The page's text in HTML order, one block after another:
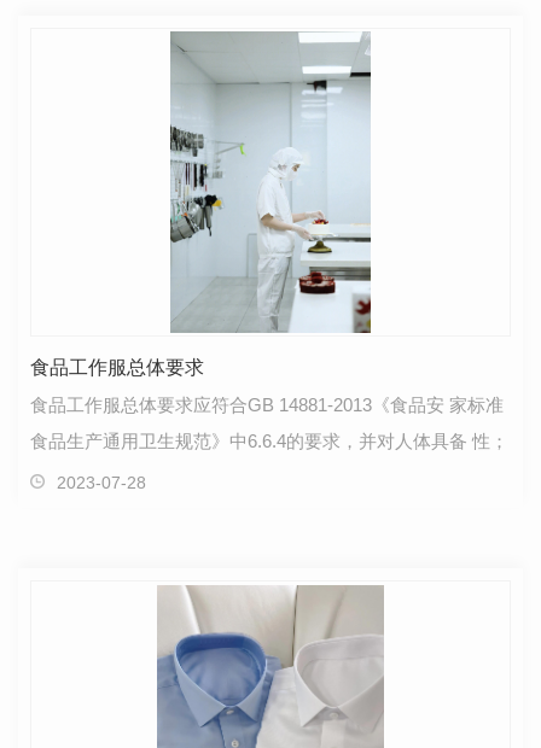
食品工作服总体要求
食品工作服总体要求应符合GB 14881-2013《食品安 家标准
食品生产通用卫生规范》中6.6.4的要求，并对人体具备 性；
2023-07-28